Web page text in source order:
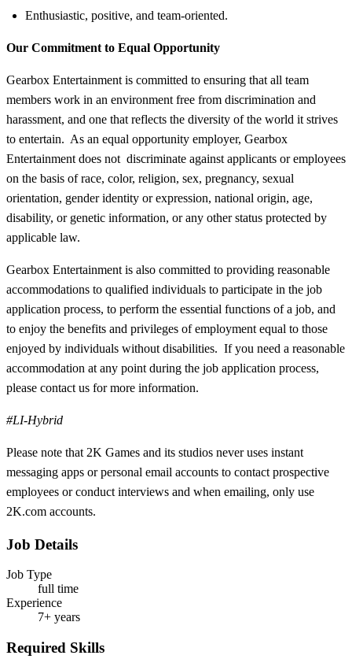
Enthusiastic, positive, and team-oriented.
Our Commitment to Equal Opportunity
Gearbox Entertainment is committed to ensuring that all team
members work in an environment free from discrimination and
harassment, and one that reflects the diversity of the world it strives
to entertain. As an equal opportunity employer, Gearbox
Entertainment does not discriminate against applicants or employees
on the basis of race, color, religion, sex, pregnancy, sexual
orientation, gender identity or expression, national origin, age,
disability, or genetic information, or any other status protected by
applicable law.
Gearbox Entertainment is also committed to providing reasonable
accommodations to qualified individuals to participate in the job
application process, to perform the essential functions of a job, and
to enjoy the benefits and privileges of employment equal to those
enjoyed by individuals without disabilities. If you need a reasonable
accommodation at any point during the job application process,
please contact us for more information.
#LI-Hybrid
Please note that 2K Games and its studios never uses instant
messaging apps or personal email accounts to contact prospective
employees or conduct interviews and when emailing, only use
2K.com accounts.
Job Details
Job Type
full time
Experience
7+ years
Required Skills